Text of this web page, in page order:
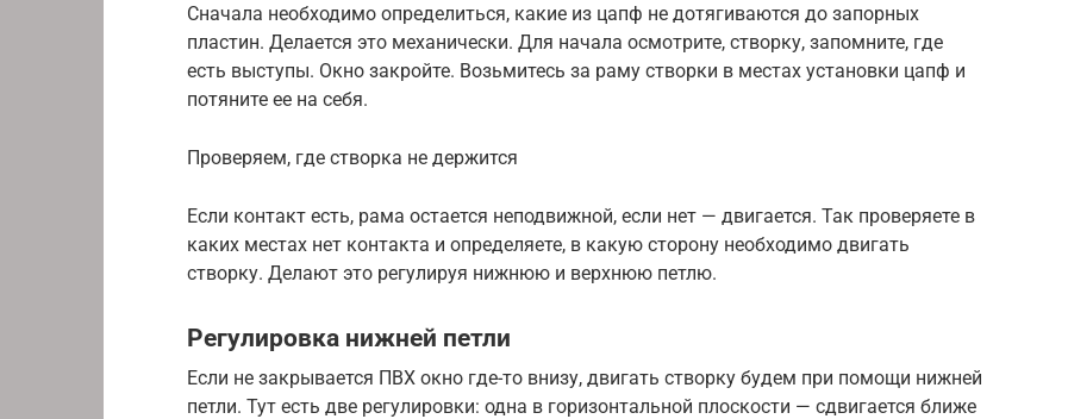
Сначала необходимо определиться, какие из цапф не дотягиваются до запорных
пластин. Делается это механически. Для начала осмотрите, створку, запомните, где
есть выступы. Окно закройте. Возьмитесь за раму створки в местах установки цапф и
потяните ее на себя.
Проверяем, где створка не держится
Если контакт есть, рама остается неподвижной, если нет — двигается. Так проверяете в
каких местах нет контакта и определяете, в какую сторону необходимо двигать
створку. Делают это регулируя нижнюю и верхнюю петлю.
Регулировка нижней петли
Если не закрывается ПВХ окно где-то внизу, двигать створку будем при помощи нижней
петли. Тут есть две регулировки: одна в горизонтальной плоскости — сдвигается ближе